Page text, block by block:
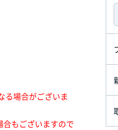
る場合がございま
合もございますので